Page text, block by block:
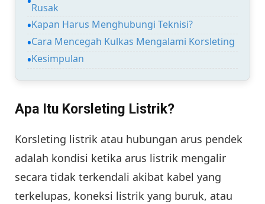
Rusak
Kapan Harus Menghubungi Teknisi?
Cara Mencegah Kulkas Mengalami Korsleting
Kesimpulan
Apa Itu Korsleting Listrik?
Korsleting listrik atau hubungan arus pendek
adalah kondisi ketika arus listrik mengalir
secara tidak terkendali akibat kabel yang
terkelupas, koneksi listrik yang buruk, atau